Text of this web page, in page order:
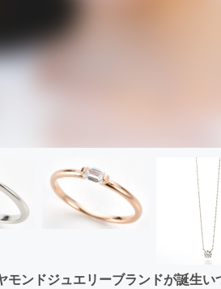
ンドジュエリーブランドが誕生い